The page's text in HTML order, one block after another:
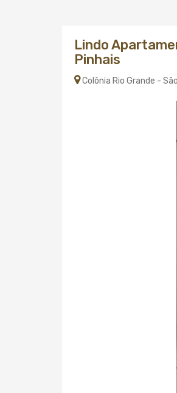
Lindo
Pinhais
Colônia Rio Grande -